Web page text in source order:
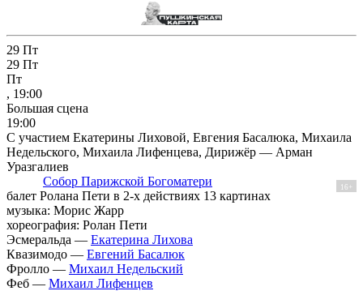
29 Пт
29 Пт
Пт
, 19:00
Большая сцена
19:00
С участием Екатерины Лиховой, Евгения Басалюка, Михаила
Недельского, Михаила Лифенцева, Дирижёр — Арман
Уразгалиев
Собор Парижской Богоматери
16+
балет Ролана Пети в 2-х действиях 13 картинах
музыка: Морис Жарр
хореография: Ролан Пети
Эсмеральда — Екатерина Лихова
Квазимодо — Евгений Басалюк
Фролло — Михаил Недельский
Феб — Михаил Лифенцев